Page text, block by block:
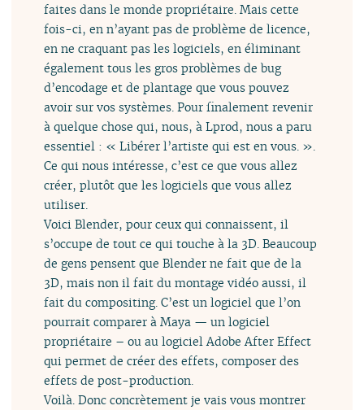
faites dans le monde propriétaire. Mais cette
fois-ci, en n’ayant pas de problème de licence,
en ne craquant pas les logiciels, en éliminant
également tous les gros problèmes de bug
d’encodage et de plantage que vous pouvez
avoir sur vos systèmes. Pour finalement revenir
à quelque chose qui, nous, à Lprod, nous a paru
essentiel : « Libérer l’artiste qui est en vous. ».
Ce qui nous intéresse, c’est ce que vous allez
créer, plutôt que les logiciels que vous allez
utiliser.
Voici Blender, pour ceux qui connaissent, il
s’occupe de tout ce qui touche à la 3D. Beaucoup
de gens pensent que Blender ne fait que de la
3D, mais non il fait du montage vidéo aussi, il
fait du compositing. C’est un logiciel que l’on
pourrait comparer à Maya — un logiciel
propriétaire – ou au logiciel Adobe After Effect
qui permet de créer des effets, composer des
effets de post-production.
Voilà. Donc concrètement je vais vous montrer